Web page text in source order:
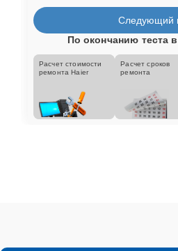
Следующий
По окончанию теста
Расчет стоимости
ремонта Haier
Расчет сроков
ремонта